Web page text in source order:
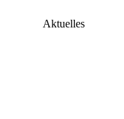
Aktuelles